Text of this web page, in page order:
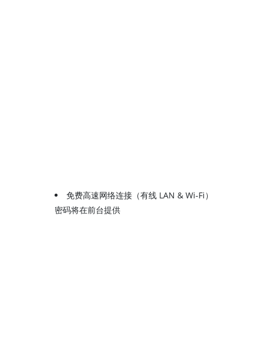
免费高速网络连接（有线 LAN & Wi-Fi）
密码将在前台提供